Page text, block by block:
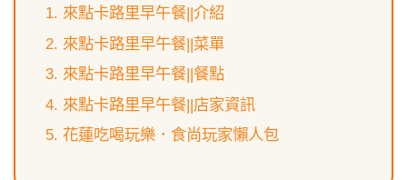
來點卡路里早午餐||介紹
來點卡路里早午餐||菜單
來點卡路里早午餐||餐點
來點卡路里早午餐||店家資訊
花蓮吃喝玩樂．食尚玩家懶人包